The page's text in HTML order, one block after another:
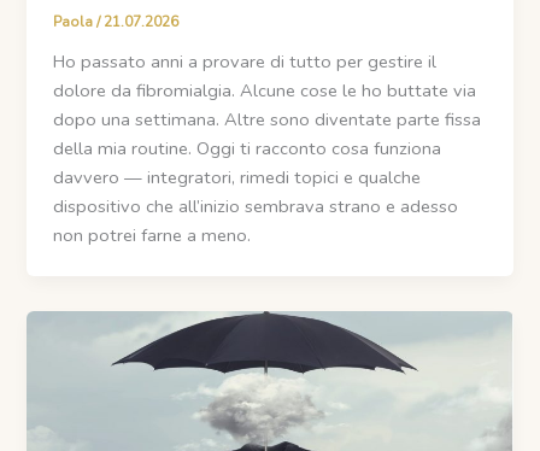
Paola/21.07.2026
Ho passato anni a provare di tutto per gestire il
dolore da fibromialgia. Alcune cose le ho buttate via
dopo una settimana. Altre sono diventate parte fissa
della mia routine. Oggi ti racconto cosa funziona
davvero — integratori, rimedi topici e qualche
dispositivo che all’inizio sembrava strano e adesso
non potrei farne a meno.